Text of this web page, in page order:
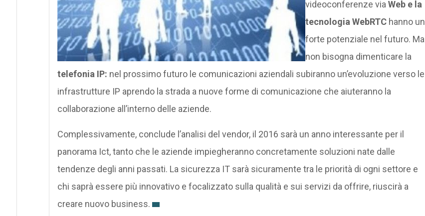
videoconferenze via Web e la
tecnologia WebRTChanno un
forte potenziale nel futuro. Ma
non bisogna dimenticare la
telefonia IP: nel prossimo futuro le comunicazioni aziendali subiranno un’evoluzione verso le
infrastrutture IP aprendo la strada a nuove forme di comunicazione che aiuteranno la
collaborazione all’interno delle aziende.
Complessivamente, conclude l’analisi del vendor, il 2016 sarà un anno interessante per il
panorama Ict, tanto che le aziende impiegheranno concretamente soluzioni nate dalle
tendenze degli anni passati. La sicurezza IT sarà sicuramente tra le priorità di ogni settore e
chi saprà essere più innovativo e focalizzato sulla qualità e sui servizi da offrire, riuscirà a
creare nuovo business.